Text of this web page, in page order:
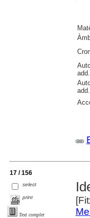
17 / 156
select
print
Text complet